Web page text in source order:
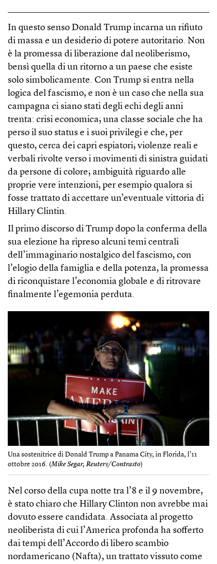
In questo senso Donald Trump incarna un rifiuto
di massa e un desiderio di potere autoritario. Non
è la promessa di liberazione dal neoliberismo,
bensì quella di un ritorno a un paese che esiste
solo simbolicamente. Con Trump si entra nella
logica del fascismo, e non è un caso che nella sua
campagna ci siano stati degli echi degli anni
trenta: crisi economica; una classe sociale che ha
perso il suo status e i suoi privilegi e che, per
questo, cerca dei capri espiatori; violenze reali e
verbali rivolte verso i movimenti di sinistra guidati
da persone di colore; ambiguità riguardo alle
proprie vere intenzioni, per esempio qualora si
fosse trattato di accettare un’eventuale vittoria di
Hillary Clintin.
Il primo discorso di Trump dopo la conferma della
sua elezione ha ripreso alcuni temi centrali
dell’immaginario nostalgico del fascismo, con
l’elogio della famiglia e della potenza, la promessa
di riconquistare l’economia globale e di ritrovare
finalmente l’egemonia perduta.
Una sostenitrice di Donald Trump a Panama City, in Florida, l’11
ottobre 2016. (Mike Segar, Reuters/Contrasto)
Nel corso della cupa notte tra l’8 e il 9 novembre,
è stato chiaro che Hillary Clinton non avrebbe mai
dovuto essere candidata. Associata al progetto
neoliberista di cui l’America profonda ha sofferto
dai tempi dell’Accordo di libero scambio
nordamericano (Nafta), un trattato vissuto come